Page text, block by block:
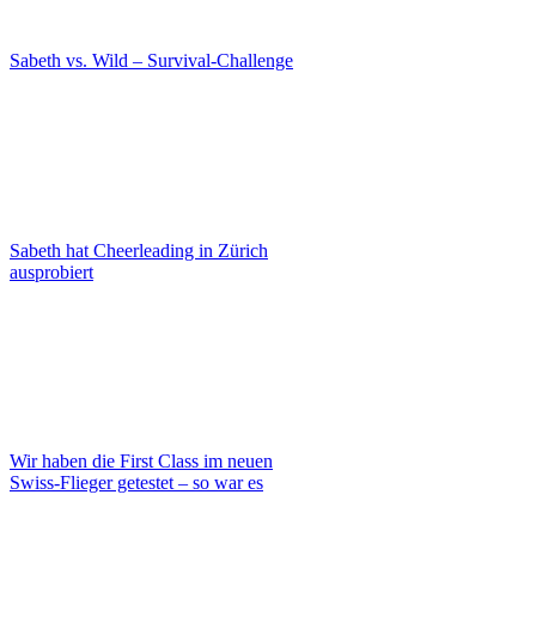
Sabeth vs. Wild – Survival-Challenge
Sabeth hat Cheerleading in Zürich
ausprobiert
Wir haben die First Class im neuen
Swiss-Flieger getestet – so war es